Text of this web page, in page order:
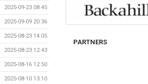
2025-09-23 08:45
2025-09-09 20:36
2025-08-23 14:05
2025-08-23 12:43
2025-08-16 12:50
2025-08-10 13:10
PARTNERS